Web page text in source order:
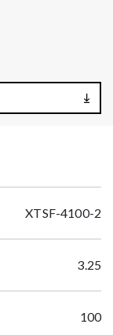
XTSF-4100-2
3.25
100